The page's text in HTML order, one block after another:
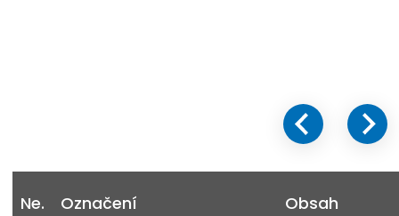
Ne. Označení Obsah